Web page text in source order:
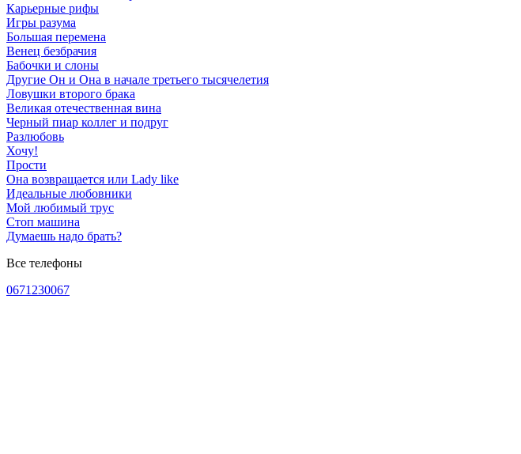
Карьерные рифы
Игры разума
Большая перемена
Венец безбрачия
Бабочки и слоны
Другие Он и Она в начале третьего тысячелетия
Ловушки второго брака
Великая отечественная вина
Черный пиар коллег и подруг
Разлюбовь
Хочу!
Прости
Она возвращается или Lady like
Идеальные любовники
Мой любимый трус
Стоп машина
Думаешь надо брать?
Все телефоны
0671230067